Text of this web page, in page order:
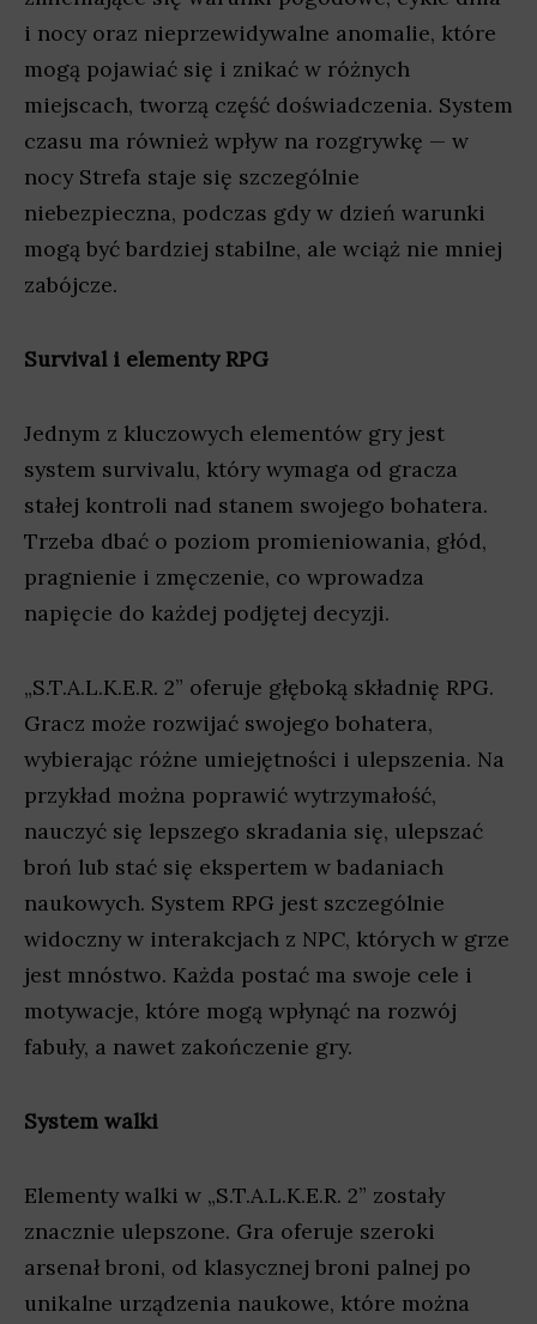
i nocy oraz nieprzewidywalne anomalie, które
mogą pojawiać się i znikać w różnych
miejscach, tworzą część doświadczenia. System
czasu ma również wpływ na rozgrywkę — w
nocy Strefa staje się szczególnie
niebezpieczna, podczas gdy w dzień warunki
mogą być bardziej stabilne, ale wciąż nie mniej
zabójcze.
Survival i elementy RPG
Jednym z kluczowych elementów gry jest
system survivalu, który wymaga od gracza
stałej kontroli nad stanem swojego bohatera.
Trzeba dbać o poziom promieniowania, głód,
pragnienie i zmęczenie, co wprowadza
napięcie do każdej podjętej decyzji.
„S.T.A.L.K.E.R. 2” oferuje głęboką składnię RPG.
Gracz może rozwijać swojego bohatera,
wybierając różne umiejętności i ulepszenia. Na
przykład można poprawić wytrzymałość,
nauczyć się lepszego skradania się, ulepszać
broń lub stać się ekspertem w badaniach
naukowych. System RPG jest szczególnie
widoczny w interakcjach z NPC, których w grze
jest mnóstwo. Każda postać ma swoje cele i
motywacje, które mogą wpłynąć na rozwój
fabuły, a nawet zakończenie gry.
System walki
Elementy walki w „S.T.A.L.K.E.R. 2” zostały
znacznie ulepszone. Gra oferuje szeroki
arsenał broni, od klasycznej broni palnej po
unikalne urządzenia naukowe, które można